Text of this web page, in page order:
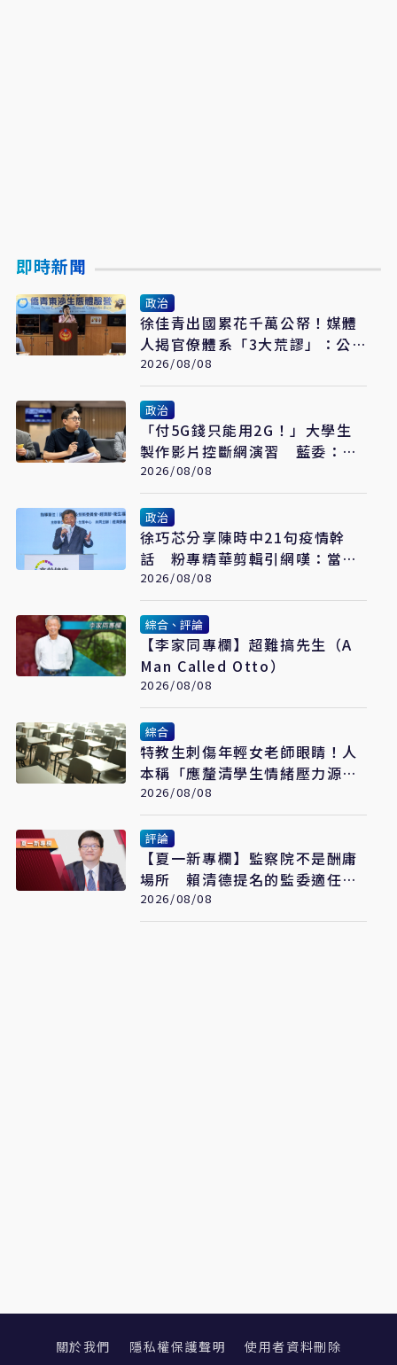
即時新聞
政治
徐佳青出國累花千萬公帑！媒體
人揭官僚體系「3大荒謬」：公
費考察應徹底翻修
2026/08/08
政治
「付5G錢只能用2G！」大學生
製作影片控斷網演習 藍委：拒
絕假國安假警報
2026/08/08
政治
​徐巧芯分享陳時中21句疫情幹
話 粉專精華剪輯引網嘆：當時
真的是囂張
2026/08/08
綜合、評論
【李家同專欄】超難搞先生（A
Man Called Otto）
2026/08/08
綜合
特教生刺傷年輕女老師眼睛！人
本稱「應釐清學生情緒壓力源」
遭網罵爆
2026/08/08
評論
【夏一新專欄】監察院不是酬庸
場所 賴清德提名的監委適任
嗎？
2026/08/08
關於我們 隱私權保護聲明 使用者資料刪除